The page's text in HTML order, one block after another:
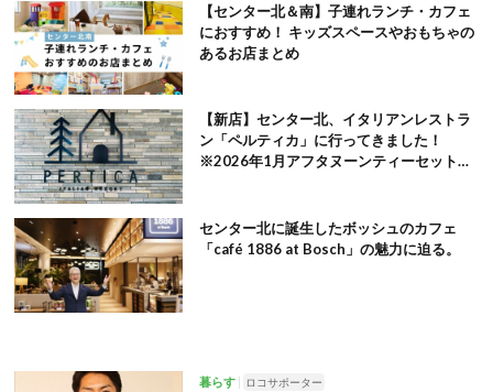
【センター北＆南】子連れランチ・カフェ
におすすめ！ キッズスペースやおもちゃの
あるお店まとめ
【新店】センター北、イタリアンレストラ
ン「ペルティカ」に行ってきました！
※2026年1月アフタヌーンティーセット追
センター北に誕生したボッシュのカフェ
「café 1886 at Bosch」の魅力に迫る。
暮らす ロコサポーター